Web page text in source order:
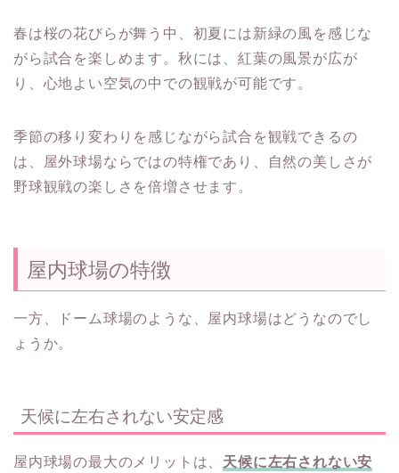
春は桜の花びらが舞う中、初夏には新緑の風を感じな
がら試合を楽しめます。秋には、紅葉の風景が広が
り、心地よい空気の中での観戦が可能です。
季節の移り変わりを感じながら試合を観戦できるの
は、屋外球場ならではの特権であり、自然の美しさが
野球観戦の楽しさを倍増させます。
屋内球場の特徴
一方、ドーム球場のような、屋内球場はどうなのでし
ょうか。
天候に左右されない安定感
屋内球場の最大のメリットは、 天候に左右されない安